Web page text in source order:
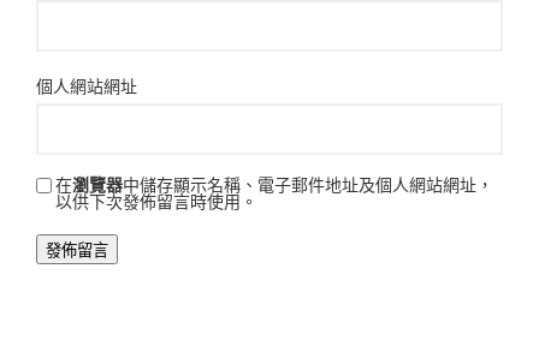
個人網站網址
在瀏覽器中儲存顯示名稱、電子郵件地址及個人網站網址，
以供下次發佈留言時使用。